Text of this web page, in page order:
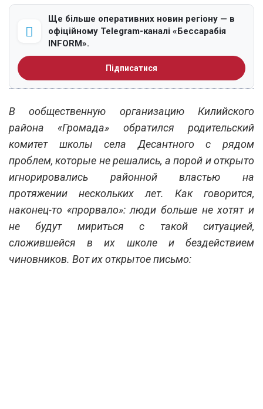
Ще більше оперативних новин регіону — в
офіційному Telegram-каналі «Бессарабія
INFORM».
Підписатися
В ообщественную организацию Килийского
района «Громада» обратился родительский
комитет школы села Десантного с рядом
проблем, которые не решались, а порой и открыто
игнорировались районной властью на
протяжении нескольких лет. Как говорится,
наконец-то «прорвало»: люди больше не хотят и
не будут мириться с такой ситуацией,
сложившейся в их школе и бездействием
чиновников. Вот их открытое письмо: